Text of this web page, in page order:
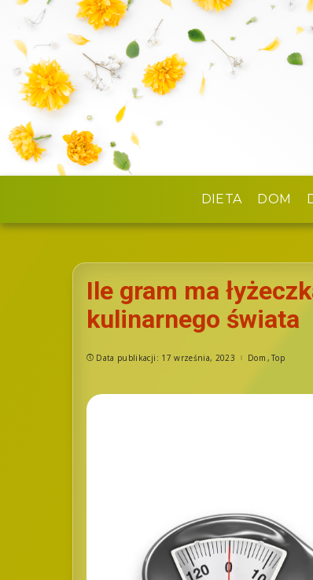
DIETA DOM
Ile gram ma
kulinarnego świata
Data publikacji: 17 września, 2023 Dom Top